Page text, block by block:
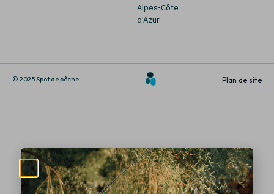
Alpes-Côte
d’Azur
© 2025 Spot de pêche Plan de site